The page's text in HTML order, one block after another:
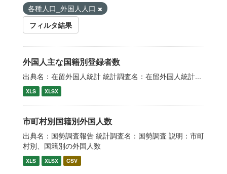
各種人口_外国人人口
フィルタ結果
外国人主な国籍別登録者数
出典名：在留外国人統計 統計調査名：在留外国人統計...
XLS XLSX
市町村別国籍別外国人数
出典名：国勢調査報告 統計調査名：国勢調査 説明：市町
村別、国籍別の外国人数
XLS XLSX CSV